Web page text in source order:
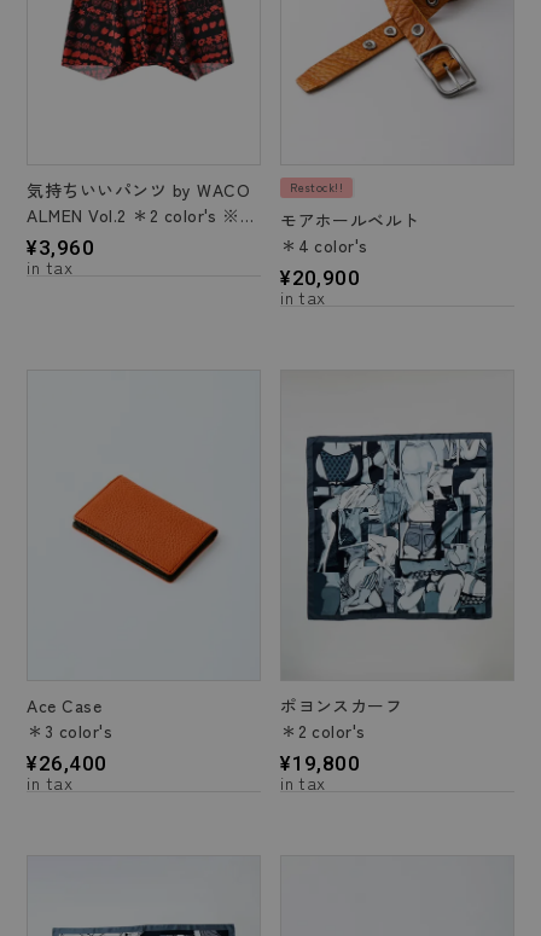
気持ちいいパンツ by WACO
ALMEN Vol.2 ＊2 color's ※LL
サイズ
¥3,960
Restock!!
モアホールベルト
＊4 color's
¥20,900
Ace Case
＊3 color's
¥26,400
ポヨンスカーフ
＊2 color's
¥19,800